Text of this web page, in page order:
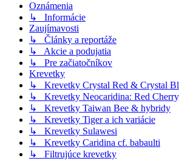
Oznámenia
↳ Informácie
Zaujímavosti
↳ Články a reportáže
↳ Akcie a podujatia
↳ Pre začiatočníkov
Krevetky
↳ Krevetky Crystal Red & Crystal
↳ Krevetky Neocaridina: Red
↳ Krevetky Taiwan Bee & hybridy
↳ Krevetky Tiger a ich variácie
↳ Krevetky Sulawesi
↳ Krevetky Caridina cf. babaulti
↳ Filtrujúce krevetky